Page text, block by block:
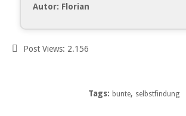
Autor: Florian
Post Views: 2.156
Tags: bunte, selbstfindung